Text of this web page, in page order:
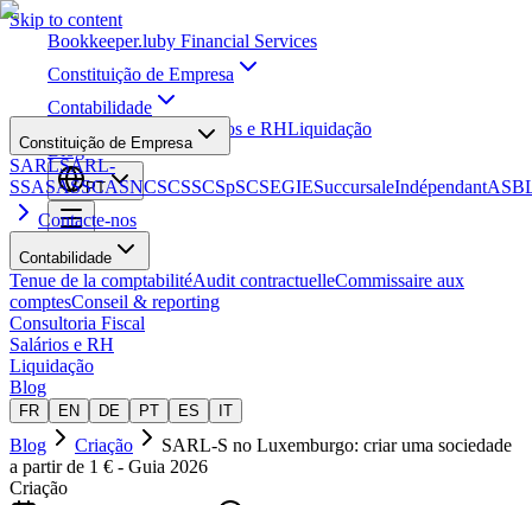
Skip to content
Bookkeeper.luby Financial Services
Constituição de Empresa
Contabilidade
Salários e RHLiquidação
Blog
PT
Constituição de Empresa
SARLSARL-
SSASASSCASNCSCSSCSpSCSEGIESuccursaleIndépendant
Contacte-nos
Contabilidade
Tenue de la comptabilitéAudit contractuelleCommissaire aux
comptesConseil & reporting
Consultoria Fiscal
Salários e RH
Liquidação
Blog
FR EN DE PT ES IT
Blog Criação
SARL-S no Luxemburgo: criar uma sociedade
a partir de 1 € - Guia 2026
Criação